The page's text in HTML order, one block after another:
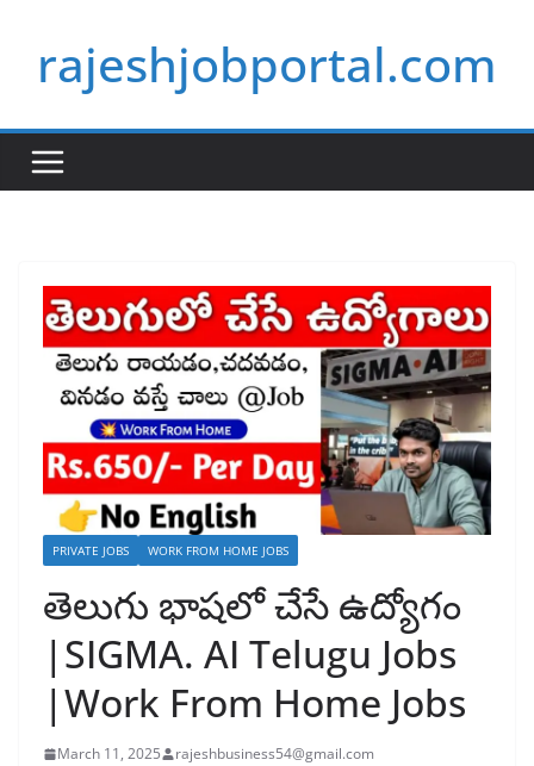
contentrajeshjobportal.com
PRIVATE JOBS WORK FROM HOME JOBS
తెలుగు భాషలో చేసే ఉద్యోగం
|SIGMA. AI Telugu Jobs
|Work From Home Jobs
March 11, 2025 rajeshbusiness54@gmail.com